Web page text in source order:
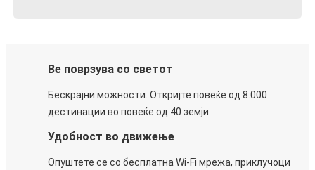
Ве поврзува со светот
Бескрајни можности. Откријте повеќе од 8.000
дестинации во повеќе од 40 земји.
Удобност во движење
Опуштете се со бесплатна Wi-Fi мрежа, приклучоци